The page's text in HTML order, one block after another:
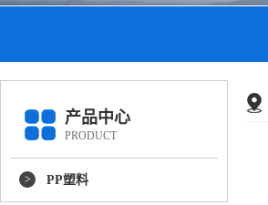
产品中心
PRODUCT
PP塑料